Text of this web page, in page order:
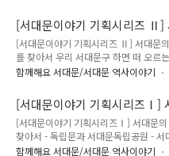
러 방향으로 도움을 주었고, 광복후에는
다가 미국에서 영면하셨습니다. 독립협
: 제32호 지정(1963.1.21) - 위치 : 서울
941 (지하철 3호선 독립문역 4번 출구
330-1410(서대문구청 문화체육과) - 운
연중무휴 - 입장료 : 없음 - 주차 : 가능 -
울의 서대문구 현저동에는 개선문처럼
면 매우 섬세하게 만들어져 있다는 ..
[서대문이야기 기획시리즈 Ⅱ]
는 역사 이야기를 찾아서 - 도
본 서울 600년의 역사와 홍제
[서대문이야기 기획시리즈 Ⅱ] 서대문
를 찾아서 우리 서대문구 하면 떠 오르
홍제천(弘濟川)은 우리역사의 아픈 한
획시리즈 두 번째 이야기 도심을 걸으며
역사와 홍제천에 대해 알아볼까 합니다.
양전도,1824~1834)에도 나와 있는 홍
이름은 조선시대 중국의 사신들이 숙식
이던 홍제원이 있어 홍제원천이라고 불
함께해요 서대문/서대문 역사이야기
[서대문이야기 기획시리즈Ⅰ]
역사 이야기를 찾아서 <독립
>
[서대문이야기 기획시리즈Ⅰ] 서대문
찾아서 - 독립문과 서대문독립공원 -
역사 속에 기록된 이야기들 중 오늘은
함께해요 서대문/서대문 역사이야기